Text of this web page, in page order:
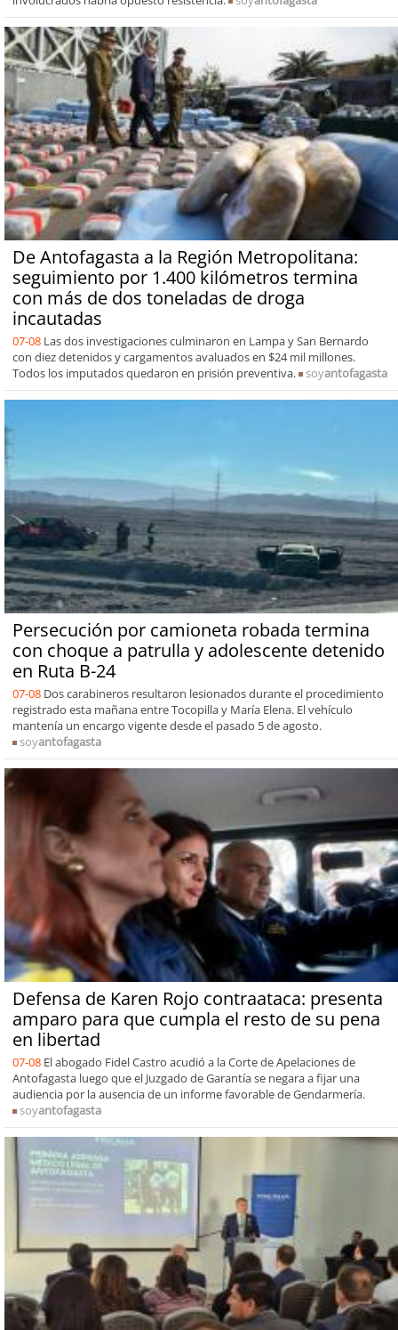
De Antofagasta a la Región Metropolitana:
seguimiento por 1.400 kilómetros termina
con más de dos toneladas de droga
incautadas
07-08 Las dos investigaciones culminaron en Lampa y San Bernardo
con diez detenidos y cargamentos avaluados en $24 mil millones.
Todos los imputados quedaron en prisión preventiva.
soyantofagasta
Persecución por camioneta robada termina
con choque a patrulla y adolescente detenido
en Ruta B-24
07-08 Dos carabineros resultaron lesionados durante el procedimiento
registrado esta mañana entre Tocopilla y María Elena. El vehículo
mantenía un encargo vigente desde el pasado 5 de agosto.
soyantofagasta
Defensa de Karen Rojo contraataca: presenta
amparo para que cumpla el resto de su pena
en libertad
07-08 El abogado Fidel Castro acudió a la Corte de Apelaciones de
Antofagasta luego que el Juzgado de Garantía se negara a fijar una
audiencia por la ausencia de un informe favorable de Gendarmería.
soyantofagasta